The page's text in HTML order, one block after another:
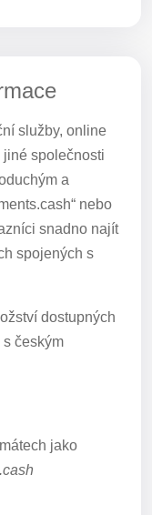
služby, online
jiné společnosti
a
nebo
snadno najít
spojených s
dostupných
českým
jako